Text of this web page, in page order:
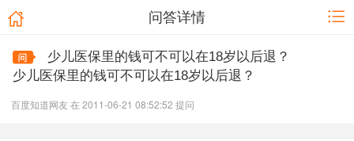
问答详情
少儿医保里的钱可不可以在18岁以后退？
少儿医保里的钱可不可以在18岁以后退？
百度知道网友 在 2011-06-21 08:52:52 提问